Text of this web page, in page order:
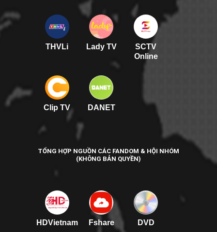
THVLi Lady TV
SCTV
Online
Clip TV DANET
TỔNG HỢP NGUỒN CÁC FANDOM & HỘI NHÓM
(KHÔNG BẢN QUYỀN)
HDVietnam Fshare DVD